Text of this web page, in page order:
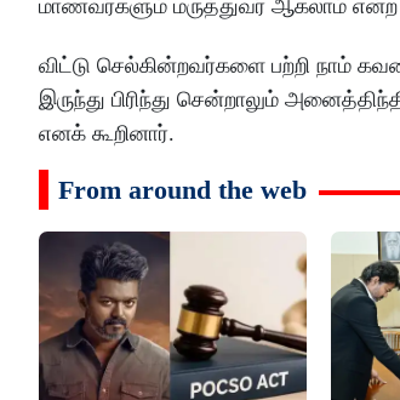
மாணவர்களும் மருத்துவர் ஆகலாம்
விட்டு செல்கின்றவர்களை பற்றி நாம்
இருந்து பிரிந்து சென்றாலும்
எனக் கூறினார்.
From around the web